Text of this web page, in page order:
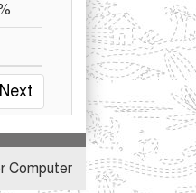
Next
Computer